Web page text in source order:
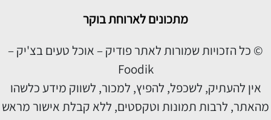
מתכונים לארוחת בוקר
© כל הזכויות שמורות לאתר פודיק – אוכל טעים בצ'יק –
Foodik
אין להעתיק, לשכפל, להפיץ, למכור, לשווק מידע כלשהו
מהאתר, לרבות תמונות וטקסטים, ללא קבלת אישור מראש